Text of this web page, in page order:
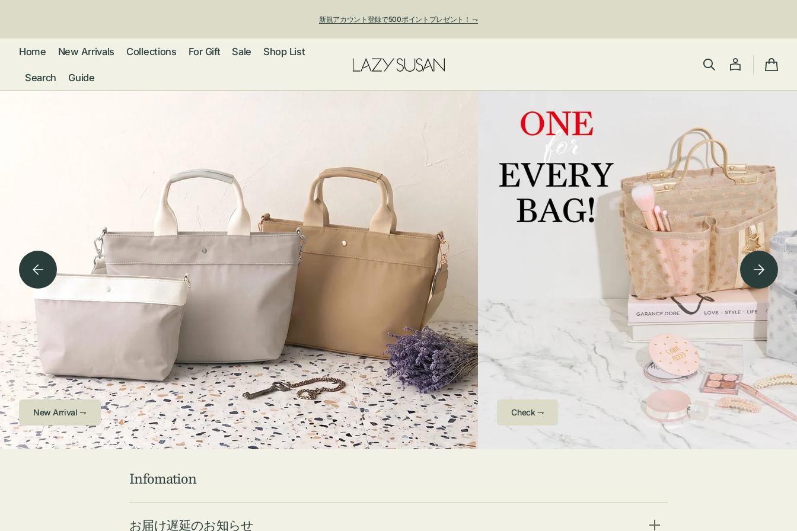
新規アカウント登録で500ポイントプレゼント！ ⇁
Home New Arrivals Collections
ブレスレット・
バングル
ブローチ
ショルダーバッ
スマートフォン
ポシェット
ハンドバッグ
ボストンバッグ
エコバッグ・サ
ブバッグ
ファッション
バッグチャー
ム・キーホルダ
ー
ウエア
扇子・ファン
ストール・ハッ
ト・グローブ
メガネ・サング
ラス・ルーペ
傘
ハンカチ・ソッ
クス
ウォレット・革
ポーチ ・ メガ
ネケース・マル
チケース他
コスメ
ジュエリーボッ
クス ・ケース
インテリア
For Gift Sale Shop List
Search Guide
カ
Check ⇁
Arriving Soon⇁
Infomation
お届け遅延のお知らせ